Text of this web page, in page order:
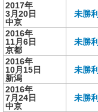
2017年
3月20日
中京
未勝利
2016年
11月6日
京都
未勝利
2016年
10月15日
新潟
未勝利
2016年
7月24日
中京
未勝利